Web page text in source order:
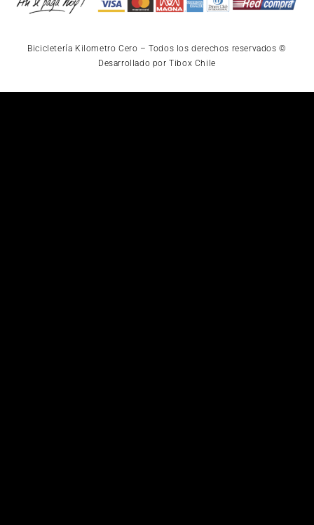
Bicicletería Kilometro Cero – Todos los derechos reservados ©
Desarrollado por Tibox Chile